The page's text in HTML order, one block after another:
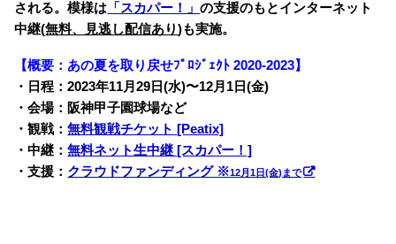
される。模様は 「スカパー！」の支援のもとインターネット
中継(無料、見逃し配信あり)も実施。
【概要：あの夏を取り戻せﾌﾟﾛｼﾞｪｸﾄ 2020-2023】
・日程：2023年11月29日(水)〜12月1日(金)
・会場：阪神甲子園球場など
・観戦：無料観戦チケット [Peatix]
・中継：無料ネット生中継 [スカパー！]
・支援： クラウドファンディング ※12月1日(金)まで